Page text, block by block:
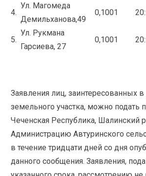
4.
Ул. Магомеда
Демильханова,49
0,1001
5.
Ул. Рукмана
Гарсиева, 27
0,1001
Заявления лиц, заинтересованных
земельного участка, можно подать
Чеченская Республика, Шалинский
Администрацию Автуринского
в течение тридцати дней со дня
данного сообщения. Заявления,